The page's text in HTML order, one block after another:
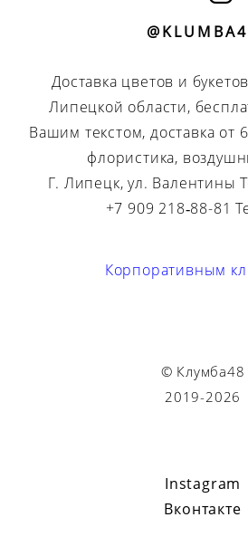
Доставка цветов и
Липецкой области,
Вашим текстом, доставка от
флористика,
Г. Липецк, ул. Валентины
+7 909 218‑88-81
Корпоративным
© Клумба48
2019-2026
Instagram
Вконтакте